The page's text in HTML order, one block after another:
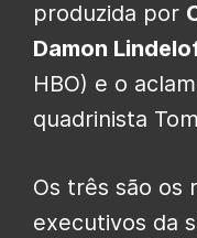
produzida por
Damon
HBO) e o
quadrinista
Os três são os
executivos da